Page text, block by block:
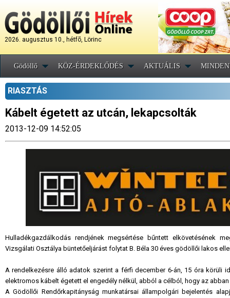
2026. augusztus 10., hétfõ, Lörinc
Gödöllő KÖZ-ÉRDEKLŐDÉS AKTUÁLIS
RIASZTÁS
Kábelt égetett az utcán, lekapcsolták
2013-12-09 14:52:05
Hulladékgazdálkodás rendjének megsértése bűntett elkövetésének
Vizsgálati Osztálya büntetőeljárást folytat B. Béla 30 éves gödöllői lakos
A rendelkezésre álló adatok szerint a férfi december 6-án, 15 óra körüli
elektromos kábelt égetett el engedély nélkül, abból a célból, hogy az
A Gödöllői Rendőrkapitányság munkatársai állampolgári bejelentés